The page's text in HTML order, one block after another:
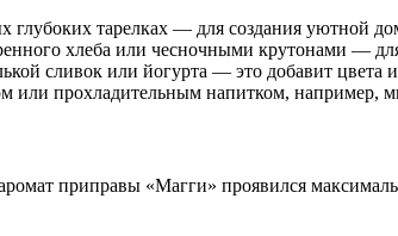
глубоких тарелках — для создания уютной
хлеба или чесночными крутонами — для
сливок или йогурта — это добавит цвета и
или прохладительным напитком, например,
приправы «Магги» проявился